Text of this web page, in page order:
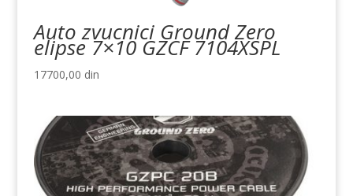
Auto zvucnici Ground Zero
elipse 7×10 GZCF 7104XSPL
17700,00 din